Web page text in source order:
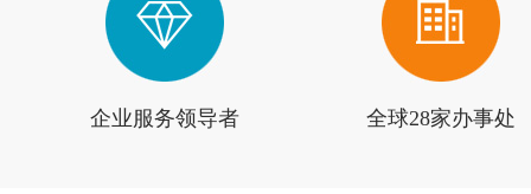
企业服务领导者 全球28家办事处